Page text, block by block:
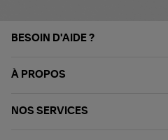
BESOIN D'AIDE ?
À PROPOS
NOS SERVICES